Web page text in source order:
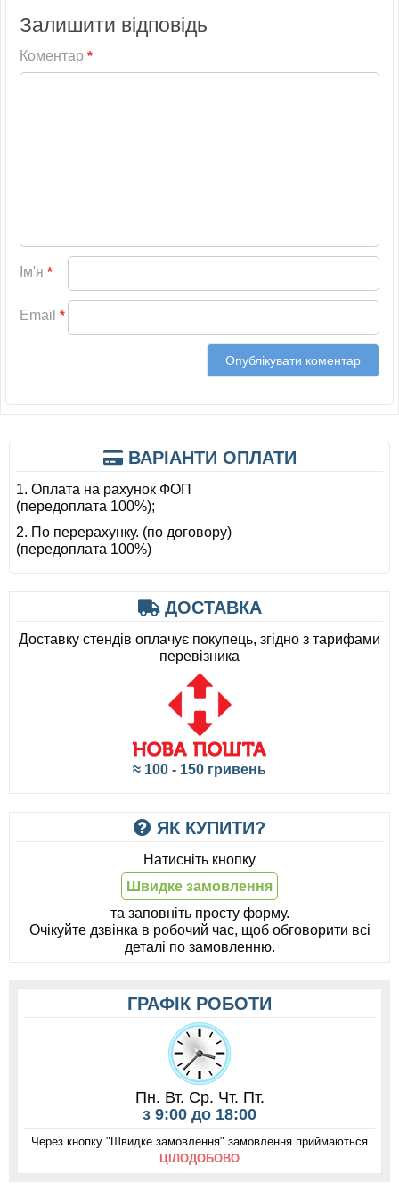
Залишити відповідь
Коментар *
Ім'я *
Email *
ВАРІАНТИ ОПЛАТИ
1. Оплата на рахунок ФОП
(передоплата 100%);
2. По перерахунку. (по договору)
(передоплата 100%)
ДОСТАВКА
Доставку стендів оплачує покупець, згідно з тарифами
перевізника
≈ 100 - 150 гривень
ЯК КУПИТИ?
Натисніть кнопку
Швидке замовлення
та заповніть просту форму.
Очікуйте дзвінка в робочий час, щоб обговорити всі
деталі по замовленню.
ГРАФІК РОБОТИ
Пн. Вт. Ср. Чт. Пт.
з 9:00 до 18:00
Через кнопку "Швидке замовлення" замовлення приймаються
ЦІЛОДОБОВО